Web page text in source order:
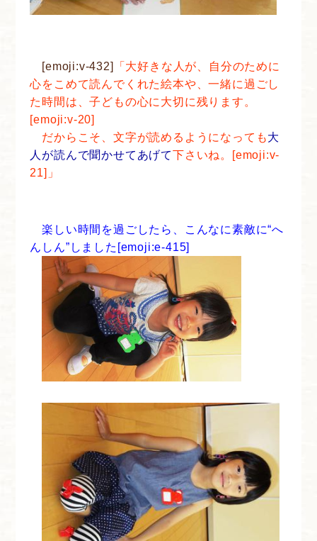
[emoji:v-432]
「大好きな人が、自分のために
心をこめて読んでくれた絵本や、一緒に過ごし
た時間は、子どもの心に大切に残ります。
[emoji:v-20]
だからこそ、文字が読めるようになっても大
人が読んで聞かせてあげて下さいね。[emoji:v-
21]」
楽しい時間を過ごしたら、こんなに素敵に“へ
んしん”しました[emoji:e-415]